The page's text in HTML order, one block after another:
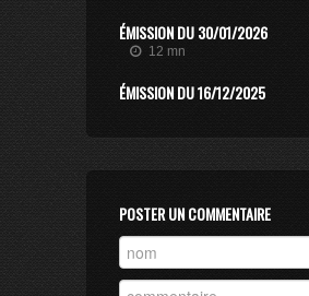
ÉMISSION DU 30/01/2026
12 mn
ÉMISSION DU 16/12/2025
10 mn
ÉMISSION DU 13/06/2025
ÉMISSION DU 05/06/2025
10 mn
POSTER UN COMMENTAIRE